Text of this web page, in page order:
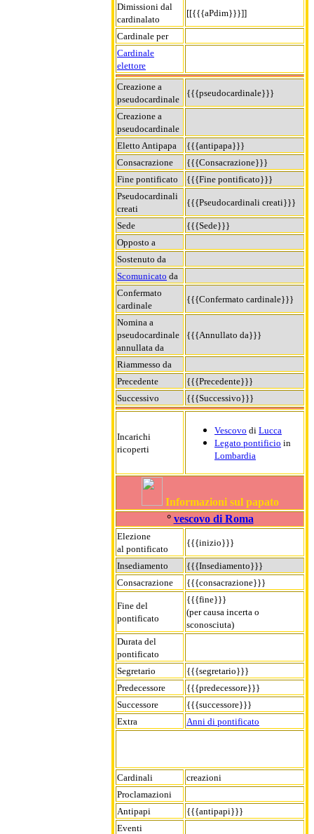
Dimissioni dal
cardinalato
[[{{{aPdim}}}]]
Cardinale per
Cardinale
elettore
Creazione a
pseudocardinale
{{{pseudocardinale}}}
Creazione a
pseudocardinale
Eletto Antipapa
{{{antipapa}}}
Consacrazione
{{{Consacrazione}}}
Fine pontificato
{{{Fine pontificato}}}
Pseudocardinali
creati
{{{Pseudocardinali creati}}}
Sede
{{{Sede}}}
Opposto a
Sostenuto da
Scomunicato da
Confermato
cardinale
{{{Confermato cardinale}}}
Nomina a
pseudocardinale
annullata da
{{{Annullato da}}}
Riammesso da
Precedente
{{{Precedente}}}
Successivo
{{{Successivo}}}
Incarichi
ricoperti
Vescovo di Lucca
Legato pontificio in
Lombardia
Informazioni sul papato
° vescovo di Roma
Elezione
al pontificato
{{{inizio}}}
Insediamento
{{{Insediamento}}}
Consacrazione
{{{consacrazione}}}
Fine del
pontificato
{{{fine}}}
(per causa incerta o
sconosciuta)
Durata del
pontificato
Segretario
{{{segretario}}}
Predecessore
{{{predecessore}}}
Successore
{{{successore}}}
Extra
Anni di pontificato
Cardinali
creazioni
Proclamazioni
Antipapi
{{{antipapi}}}
Eventi